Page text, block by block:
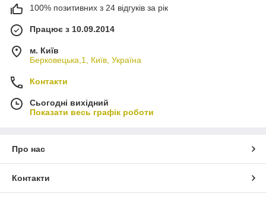
100% позитивних з 24 відгуків за рік
Працює з 10.09.2014
м. Київ
Берковецька,1, Київ, Україна
Контакти
Сьогодні вихідний
Показати весь графік роботи
Про нас
Контакти